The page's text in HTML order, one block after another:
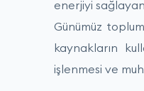
enerjiyi
Günümüz
kaynakların
işlenmesi ve